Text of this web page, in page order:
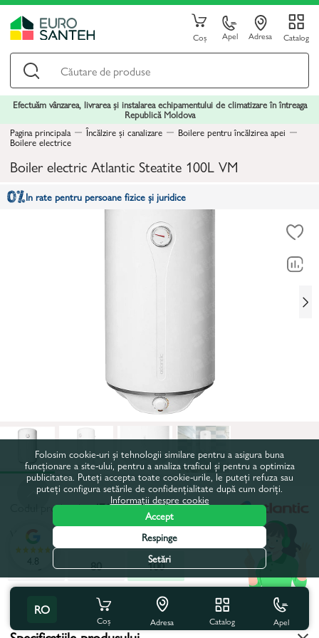
Coș Apel Adresa Catalog
Efectuăm vânzarea, livrarea și instalarea echipamentului de climatizare în întreaga
Republică Moldova
Pagina principala
Încălzire și canalizare Boilere pentru încălzirea apei
Boilere electrice
Boiler electric Atlantic Steatite 100L VM
In rate pentru persoane fizice și juridice
Codul produsului:47127
Volum, l:
100
50
80
100
Toate caracteristicile
RO
Coș Adresa Catalog Apel
4.8
Folosim cookie-uri și tehnologii similare pentru a asigura buna
funcționare a site-ului, pentru a analiza traficul și pentru a optimiza
publicitatea. Puteți accepta toate cookie-urile, le puteți refuza sau
puteți configura setările de confidențialitate după cum doriți.
Informații despre cookie
Accept
Respinge
Setări